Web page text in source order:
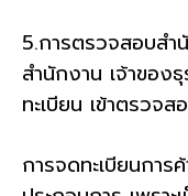
5.การตรวจสอบส
สำนักงาน เจ้าของ
ทะเบียน เข้าตรวจ
การจดทะเบียนกา